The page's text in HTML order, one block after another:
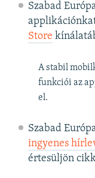
Szabad
Store
A stabil
funkciói az
el.
Szabad
ingyenes
értesüljön